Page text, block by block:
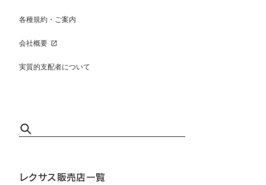
各種規約・ご案内
会社概要
実質的支配者について
レクサス販売店一覧